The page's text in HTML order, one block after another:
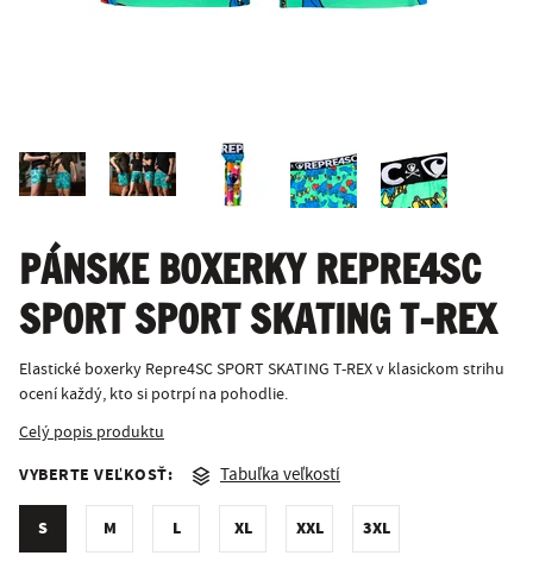
PÁNSKE BOXERKY REPRE4SC
SPORT SPORT SKATING T-REX
Elastické boxerky Repre4SC SPORT SKATING T-REX v klasickom strihu
ocení každý, kto si potrpí na pohodlie.
Celý popis produktu
VYBERTE VEĽKOSŤ: Tabuľka veľkostí
S M L XL XXL 3XL